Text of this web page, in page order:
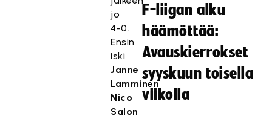
jo
4-0.
Ensin
iski
Janne
Lamminen
Nico
Salon
F-liigan alku
häämöttää:
Avauskierrokset
syyskuun toisella
viikolla